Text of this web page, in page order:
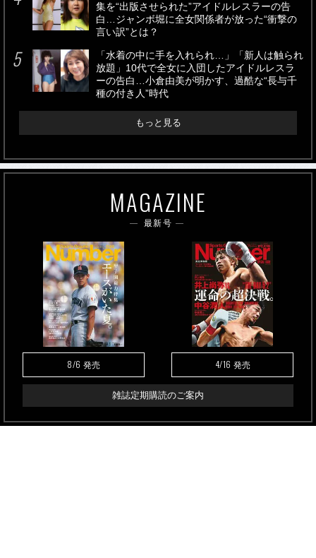
集を“出版させられた”アイドルレスラーの告
白…ジャンボ堀に全女関係者が放った“衝撃の
言い訳”とは？
「水着の中に手を入れられ…」「新人は触られ
放題」10代で全女に入団したアイドルレスラ
ーの告白…小倉由美が明かす、過酷な“長与千
種の付き人”時代
もっと見る
MAGAZINE
最新号
8/6 発売 4/16 発売
雑誌定期購読のご案内